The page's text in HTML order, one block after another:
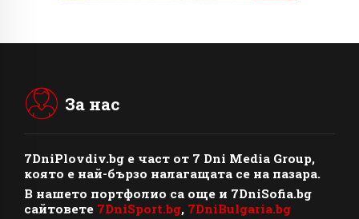
За нас
7DniPlovdiv.bg e част от 7 Dni Media Group,
която е най-бързо налагащата се на пазара.
В нашето портфолио са още и 7DniSofia.bg
сайтовете 7DniSport.bg, 7DniBulgaria.bg